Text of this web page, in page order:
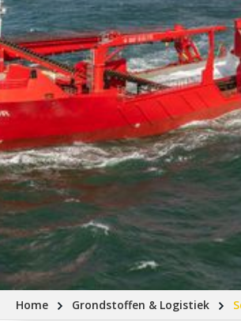
Home Grondstoffen & Logistiek